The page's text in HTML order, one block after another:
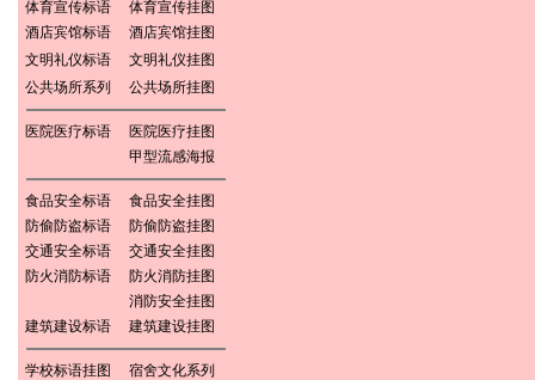
体育宣传标语
体育宣传挂图
酒店宾馆标语
酒店宾馆挂图
文明礼仪标语
文明礼仪挂图
公共场所系列
公共场所挂图
医院医疗标语
医院医疗挂图
甲型流感海报
食品安全标语
食品安全挂图
防偷防盗标语
防偷防盗挂图
交通安全标语
交通安全挂图
防火消防标语
防火消防挂图
消防安全挂图
建筑建设标语
建筑建设挂图
学校标语挂图
宿舍文化系列